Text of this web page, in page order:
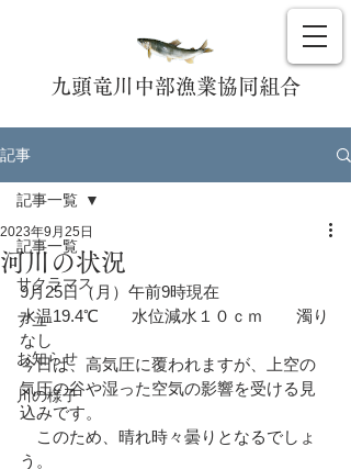
九頭竜川中部漁業協同組合
記事
記事一覧
サクラマス
アユ
お知らせ
川の様子
記事一覧
河川の状況
2023年9月25日
9月25日（月）午前9時現在
水温19.4℃　　水位減水１０ｃｍ　　濁り
なし
今日は、高気圧に覆われますが、上空の
気圧の谷や湿った空気の影響を受ける見
込みです。
このため、晴れ時々曇りとなるでしょ
う。